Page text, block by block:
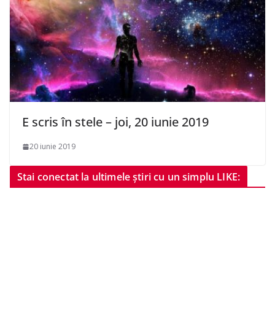
E scris în stele – joi, 20 iunie 2019
20 iunie 2019
Stai conectat la ultimele știri cu un simplu LIKE: